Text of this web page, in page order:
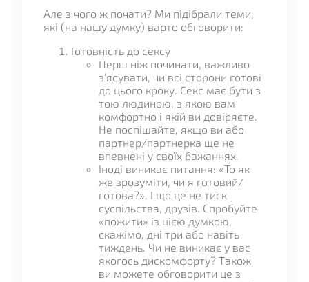
Але з чого ж почати? Ми підібрали теми,
які (на нашу думку) варто обговорити:
Готовність до сексу
Перш ніж починати, важливо
з’ясувати, чи всі сторони готові
до цього кроку. Секс має бути з
тою людиною, з якою вам
комфортно і якій ви довіряєте.
Не поспішайте, якщо ви або
партнер/партнерка ще не
впевнені у своїх бажаннях.
Іноді виникає питання: «То як
же зрозуміти, чи я готовий/
готова?». І що це не тиск
суспільства, друзів. Спробуйте
«пожити» із цією думкою,
скажімо, дні три або навіть
тиждень. Чи не виникає у вас
якогось дискомфорту? Також
ви можете обговорити це з